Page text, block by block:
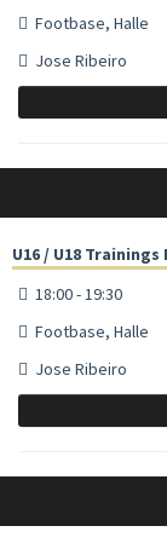
Footbase, Halle
Jose Ribeiro
U16 / U18
18:00 - 19:30
Footbase, Halle
Jose Ribeiro